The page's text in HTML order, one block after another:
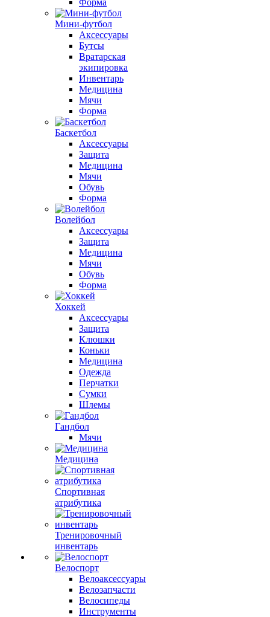
Форма
Мини-футбол
Аксессуары
Бутсы
Вратарская
экипировка
Инвентарь
Медицина
Мячи
Форма
Баскетбол
Аксессуары
Защита
Медицина
Мячи
Обувь
Форма
Волейбол
Аксессуары
Защита
Медицина
Мячи
Обувь
Форма
Хоккей
Аксессуары
Защита
Клюшки
Коньки
Медицина
Одежда
Перчатки
Сумки
Шлемы
Гандбол
Мячи
Медицина
Спортивная
атрибутика
Тренировочный
инвентарь
Велоспорт
Велоаксессуары
Велозапчасти
Велосипеды
Инструменты